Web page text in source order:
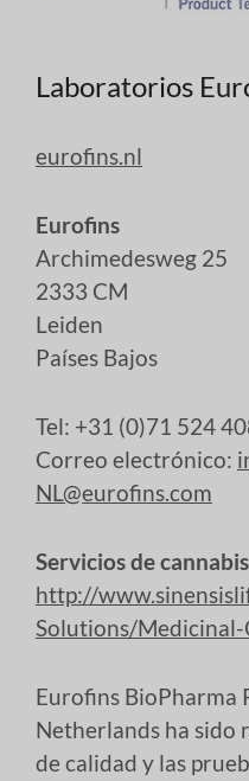
Laboratorios
eurofins.nl
Eurofins
Archimedesweg 25
2333 CM
Leiden
Países Bajos
Tel: +31 (0)71 524
Correo electrónico:
NL@eurofins.com
Servicios de
http://
Solutions/Medicinal-
Eurofins BioPharma
Netherlands ha sido
de calidad y las